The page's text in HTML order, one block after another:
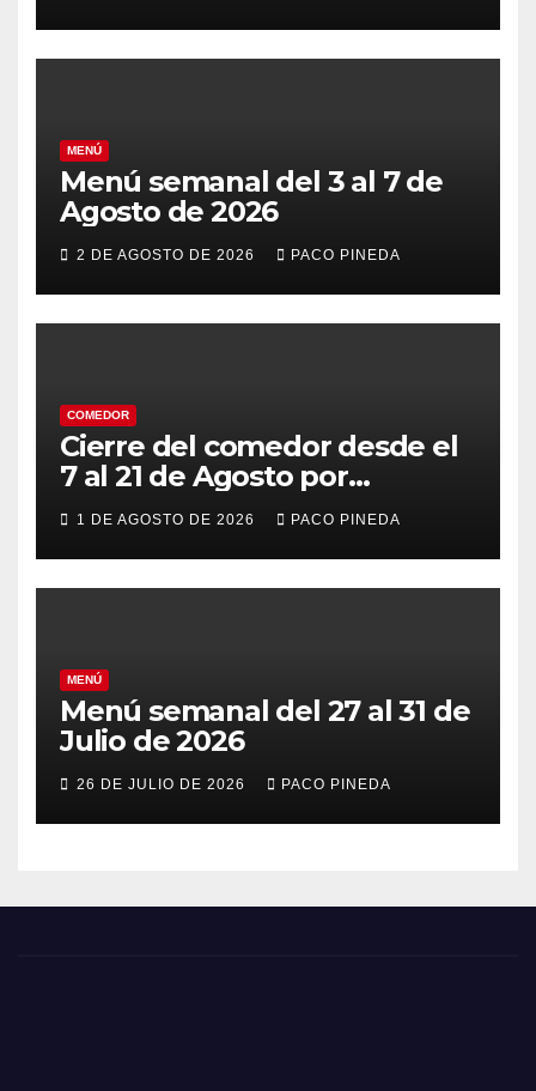
MENÚ
Menú semanal del 3 al 7 de
Agosto de 2026
2 DE AGOSTO DE 2026 PACO PINEDA
COMEDOR
Cierre del comedor desde el
7 al 21 de Agosto por
vacaciones
1 DE AGOSTO DE 2026 PACO PINEDA
MENÚ
Menú semanal del 27 al 31 de
Julio de 2026
26 DE JULIO DE 2026 PACO PINEDA